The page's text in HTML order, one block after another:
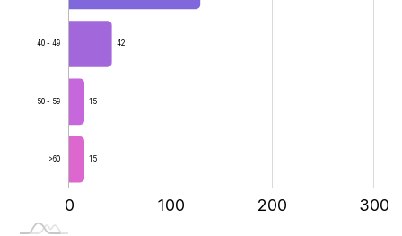
42
15
15
40 - 49
50 - 59
>60
-200
-100
0 100 200 300
400